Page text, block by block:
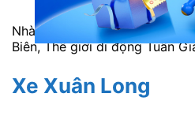
Nhà xe nhận đón/trả khách
Biên, Thế giới di động Tuần
Xe Xuân Long